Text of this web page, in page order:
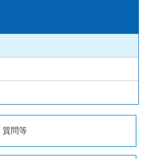
質問等